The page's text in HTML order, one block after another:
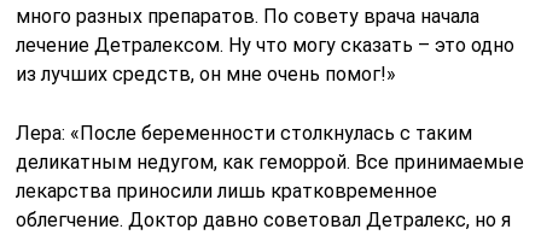
много разных препаратов. По совету врача начала
лечение Детралексом. Ну что могу сказать – это одно
из лучших средств, он мне очень помог!»
Лера: «После беременности столкнулась с таким
деликатным недугом, как геморрой. Все принимаемые
лекарства приносили лишь кратковременное
облегчение. Доктор давно советовал Детралекс, но я